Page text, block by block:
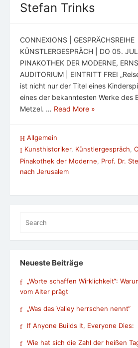
Stefan Trinks
CONNEXIONS | GESPRÄCHSREIHE
KÜNSTLERGESPRÄCH | DO 05.
PINAKOTHEK DER MODERNE,
AUDITORIUM | EINTRITT FREI
ist nicht nur der Titel eines
eines der bekanntesten Werke des
Metzel. … Read More »
Allgemein
Kunsthistoriker, Künstlergespräch,
Pinakothek der Moderne
Prof. Dr.
nach Jerusalem
for:
Neueste Beiträge
„Worte schaffen Wirklichkeit“:
vom Alter prägt
„Was das Valley herrschen nennt“
If Anyone Builds It, Everyone Dies:
Wie hat sich die Zahl der heißen